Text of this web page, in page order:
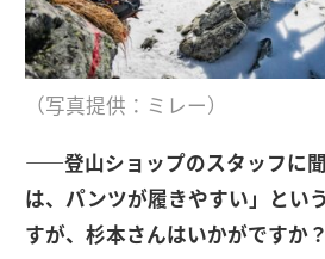
（写真提供：ミレー）
――登山ショップのスタッフに
は、パンツが履きやすい」とい
すが、杉本さんはいかがですか？